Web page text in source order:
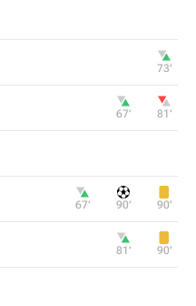
73‎’‎
67‎’‎ 81‎’‎
67‎’‎ 90‎’‎ 90‎’‎
81‎’‎ 90‎’‎